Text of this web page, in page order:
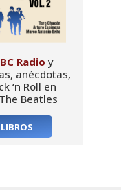
Radio y
anécdotas,
‘n Roll en
Beatles